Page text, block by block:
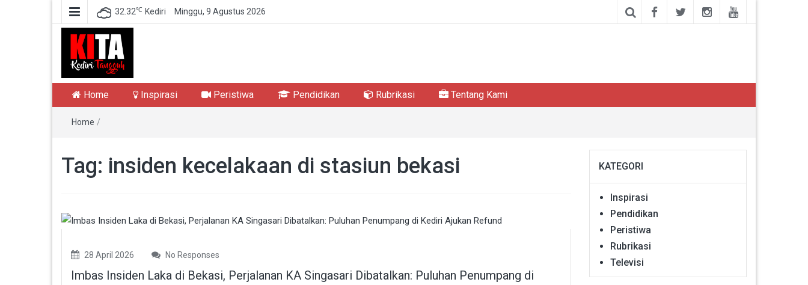
32.32℃ Kediri Minggu, 9 Agustus 2026
Kediri Tangguh
Home Inspirasi Peristiwa Pendidikan Rubrikasi Tentang Kami
Home /
Tag: insiden kecelakaan di stasiun bekasi
28 April 2026 No Responses
Imbas Insiden Laka di Bekasi, Perjalanan KA Singasari Dibatalkan: Puluhan Penumpang di
KATEGORI
Inspirasi
Pendidikan
Peristiwa
Rubrikasi
Televisi